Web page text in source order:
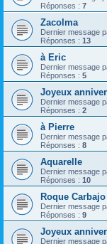
Réponses : 7
Zacolma
Dernier message
Réponses : 13
à Eric
Dernier message
Réponses : 5
Joyeux
Dernier message
Réponses : 2
à Pierre
Dernier message
Réponses : 8
Aquarelle
Dernier message
Réponses : 10
Roque
Dernier message
Réponses : 9
Joyeux
Dernier message